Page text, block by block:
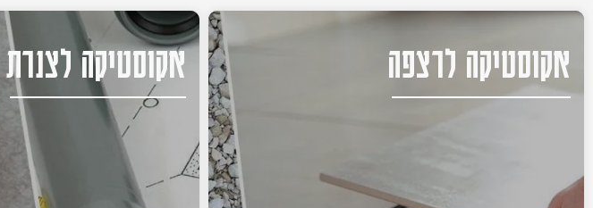
אקוסטיקה לרצפה אקוסטיקה לצנרת